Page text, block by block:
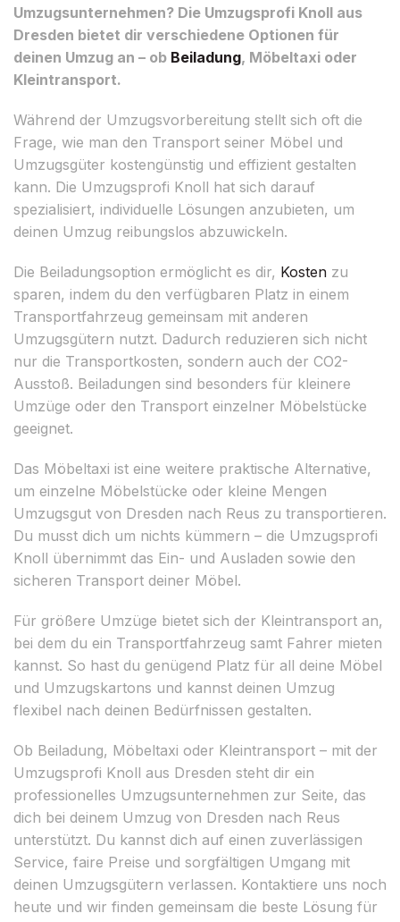
Umzugsunternehmen? Die Umzugsprofi Knoll aus
Dresden bietet dir verschiedene Optionen für
deinen Umzug an – ob Beiladung, Möbeltaxi oder
Kleintransport.
Während der Umzugsvorbereitung stellt sich oft die
Frage, wie man den Transport seiner Möbel und
Umzugsgüter kostengünstig und effizient gestalten
kann. Die Umzugsprofi Knoll hat sich darauf
spezialisiert, individuelle Lösungen anzubieten, um
deinen Umzug reibungslos abzuwickeln.
Die Beiladungsoption ermöglicht es dir, Kosten zu
sparen, indem du den verfügbaren Platz in einem
Transportfahrzeug gemeinsam mit anderen
Umzugsgütern nutzt. Dadurch reduzieren sich nicht
nur die Transportkosten, sondern auch der CO2-
Ausstoß. Beiladungen sind besonders für kleinere
Umzüge oder den Transport einzelner Möbelstücke
geeignet.
Das Möbeltaxi ist eine weitere praktische Alternative,
um einzelne Möbelstücke oder kleine Mengen
Umzugsgut von Dresden nach Reus zu transportieren.
Du musst dich um nichts kümmern – die Umzugsprofi
Knoll übernimmt das Ein- und Ausladen sowie den
sicheren Transport deiner Möbel.
Für größere Umzüge bietet sich der Kleintransport an,
bei dem du ein Transportfahrzeug samt Fahrer mieten
kannst. So hast du genügend Platz für all deine Möbel
und Umzugskartons und kannst deinen Umzug
flexibel nach deinen Bedürfnissen gestalten.
Ob Beiladung, Möbeltaxi oder Kleintransport – mit der
Umzugsprofi Knoll aus Dresden steht dir ein
professionelles Umzugsunternehmen zur Seite, das
dich bei deinem Umzug von Dresden nach Reus
unterstützt. Du kannst dich auf einen zuverlässigen
Service, faire Preise und sorgfältigen Umgang mit
deinen Umzugsgütern verlassen. Kontaktiere uns noch
heute und wir finden gemeinsam die beste Lösung für